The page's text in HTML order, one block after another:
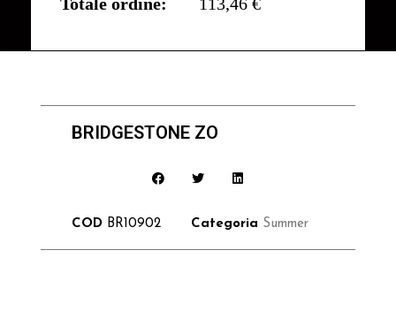
BRIDGESTONE ZO
COD BR10902 Categoria Summer